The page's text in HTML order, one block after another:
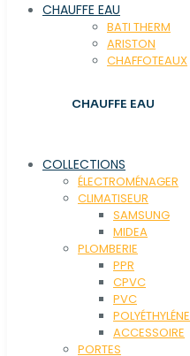
CHAUFFE EAU
BATI THERM
ARISTON
CHAFFOTEAUX
CHAUFFE EAU
COLLECTIONS
ÉLECTROMÉNAGER
CLIMATISEUR
SAMSUNG
MIDEA
PLOMBERIE
PPR
CPVC
PVC
POLYÉTHYLÉNE
ACCESSOIRE
PORTES